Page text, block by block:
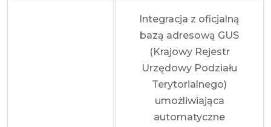
Integracja z oficjalną
bazą adresową GUS
(Krajowy Rejestr
Urzędowy Podziału
Terytorialnego)
umożliwiająca
automatyczne